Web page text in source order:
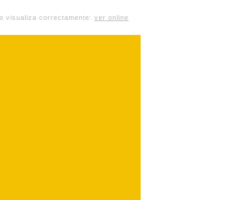
visualiza correctamente: ver online